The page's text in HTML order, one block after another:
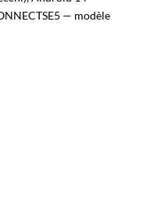
— modèle